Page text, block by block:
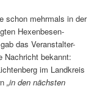
schon mehrmals in der
Hexenbesen-
das Veranstalter-
Nachricht bekannt:
im Landkreis
„in den nächsten